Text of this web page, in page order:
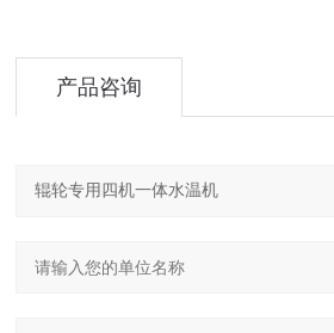
产品咨询